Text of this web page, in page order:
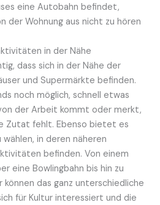
eine Autobahn befindet,
der Wohnung aus nicht zu hören
in der Nähe
dass sich in der Nähe der
und Supermärkte befinden.
noch möglich, schnell etwas
der Arbeit kommt oder merkt,
Zutat fehlt. Ebenso bietet es
wählen, in deren näheren
befinden. Von einem
eine Bowlingbahn bis hin zu
das ganz unterschiedliche
für Kultur interessiert und die